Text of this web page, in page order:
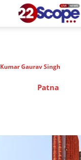
Kumar Gaurav Singh
Patna